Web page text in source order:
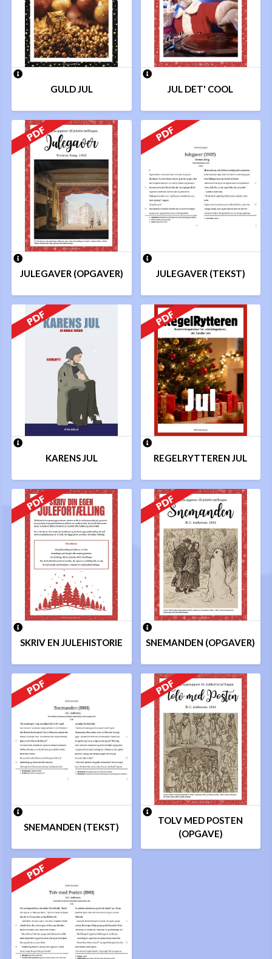
GULD JUL JUL DET' COOL
JULEGAVER (OPGAVER) JULEGAVER (TEKST)
KARENS JUL REGELRYTTEREN JUL
SKRIV EN JULEHISTORIE SNEMANDEN (OPGAVER)
SNEMANDEN (TEKST)
TOLV MED POSTEN
(OPGAVE)